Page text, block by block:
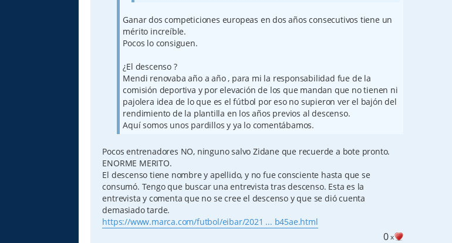
Ganar dos competiciones europeas en dos años consecutivos tiene un
mérito increíble.
Pocos lo consiguen.
¿El descenso ?
Mendi renovaba año a año , para mi la responsabilidad fue de la
comisión deportiva y por elevación de los que mandan que no tienen ni
pajolera idea de lo que es el fútbol por eso no supieron ver el bajón del
rendimiento de la plantilla en los años previos al descenso.
Aquí somos unos pardillos y ya lo comentábamos.
Pocos entrenadores NO, ninguno salvo Zidane que recuerde a bote pronto.
ENORME MERITO.
El descenso tiene nombre y apellido, y no fue consciente hasta que se
consumó. Tengo que buscar una entrevista tras descenso. Esta es la
entrevista y comenta que no se cree el descenso y que se dió cuenta
demasiado tarde.
https://www.marca.com/futbol/eibar/2021 ... b45ae.html
0x